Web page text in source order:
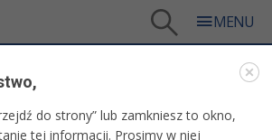
do strony” lub zamkniesz to okno,
tej informacji. Prosimy w niej